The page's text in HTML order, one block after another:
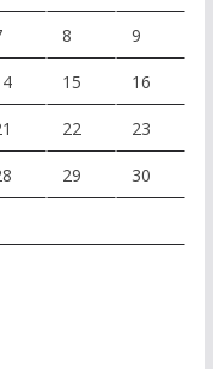
8 9
15 16
22 23
29 30